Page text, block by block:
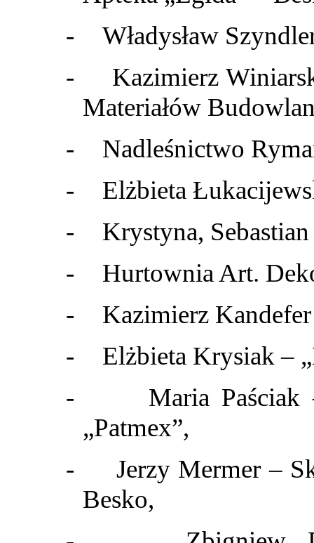
-
Władysław
-
Kazimierz
Materiałów
-
Nadleśnictwo
-
Elżbieta
-
Krystyna,
-
Hurtownia Art.
-
Kazimierz
-
Elżbieta Krysiak –
-
Maria
„Patmex”,
-
Jerzy Mermer –
Besko,